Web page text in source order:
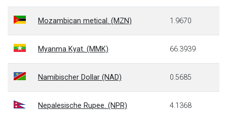
Mozambican metical. (MZN) 1.9670
Myanma Kyat. (MMK) 66.3939
Namibischer Dollar (NAD) 0.5685
Nepalesische Rupee. (NPR) 4.1368